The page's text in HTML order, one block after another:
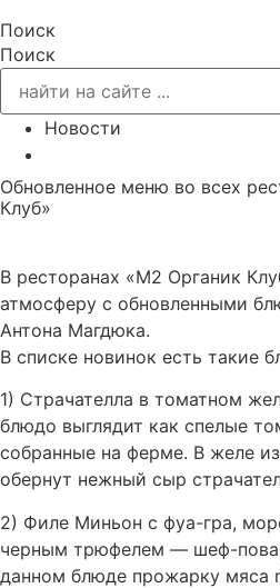
Поиск
Поиск
Новости
Обновленное меню во всех
Клуб»
В ресторанах «М2 Органик
атмосферу с обновленными
Антона Магдюка.
В списке новинок есть такие
1) Страчателла в томатном
блюдо выглядит как спелые
собранные на ферме. В желе
обернут нежный сыр
2) Филе Миньон с фуа-гра,
черным трюфелем — шеф-
данном блюде прожарку мяса